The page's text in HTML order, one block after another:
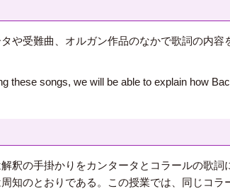
や受難曲、オルガン作品のなかで歌詞の内容
these songs, we will be able to explain how
釈の手掛かりをカンタータとコラールの歌詞
知のとおりである。この授業では、同じコラ